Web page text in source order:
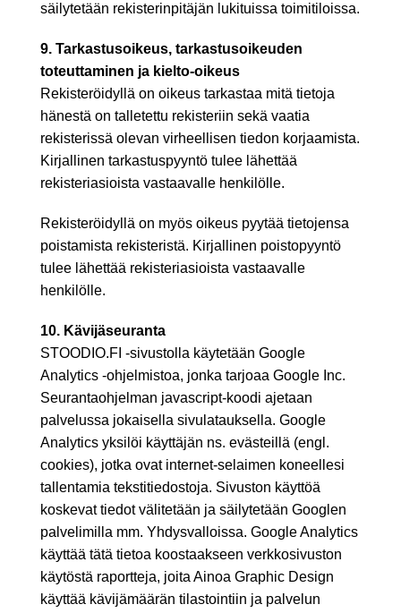
säilytetään rekisterinpitäjän lukituissa toimitiloissa.
9. Tarkastusoikeus, tarkastusoikeuden
toteuttaminen ja kielto-oikeus
Rekisteröidyllä on oikeus tarkastaa mitä tietoja
hänestä on talletettu rekisteriin sekä vaatia
rekisterissä olevan virheellisen tiedon korjaamista.
Kirjallinen tarkastuspyyntö tulee lähettää
rekisteriasioista vastaavalle henkilölle.
Rekisteröidyllä on myös oikeus pyytää tietojensa
poistamista rekisteristä. Kirjallinen poistopyyntö
tulee lähettää rekisteriasioista vastaavalle
henkilölle.
10. Kävijäseuranta
STOODIO.FI -sivustolla käytetään Google
Analytics -ohjelmistoa, jonka tarjoaa Google Inc.
Seurantaohjelman javascript-koodi ajetaan
palvelussa jokaisella sivulatauksella. Google
Analytics yksilöi käyttäjän ns. evästeillä (engl.
cookies), jotka ovat internet-selaimen koneellesi
tallentamia tekstitiedostoja. Sivuston käyttöä
koskevat tiedot välitetään ja säilytetään Googlen
palvelimilla mm. Yhdysvalloissa. Google Analytics
käyttää tätä tietoa koostaakseen verkkosivuston
käytöstä raportteja, joita Ainoa Graphic Design
käyttää kävijämäärän tilastointiin ja palvelun